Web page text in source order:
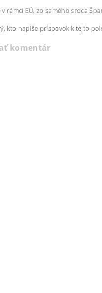
rámci EÚ, zo samého srdca
kto napíše príspevok k tejto
komentár